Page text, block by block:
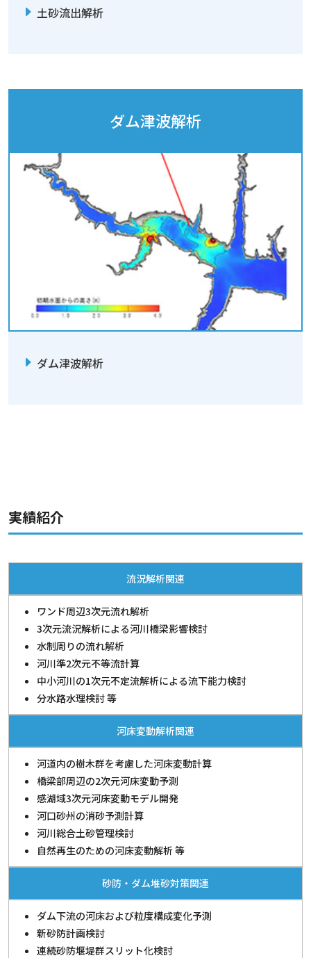
土砂流出解析
ダム津波解析
ダム津波解析
実績紹介
流況解析関連
ワンド周辺3次元流れ解析
3次元流況解析による河川橋梁影響検討
水制周りの流れ解析
河川準2次元不等流計算
中小河川の1次元不定流解析による流下能力検討
分水路水理検討 等
河床変動解析関連
河道内の樹木群を考慮した河床変動計算
橋梁部周辺の2次元河床変動予測
感湖域3次元河床変動モデル開発
河口砂州の消砂予測計算
河川総合土砂管理検討
自然再生のための河床変動解析 等
砂防・ダム堆砂対策関連
ダム下流の河床および粒度構成変化予測
新砂防計画検討
連続砂防堰堤群スリット化検討